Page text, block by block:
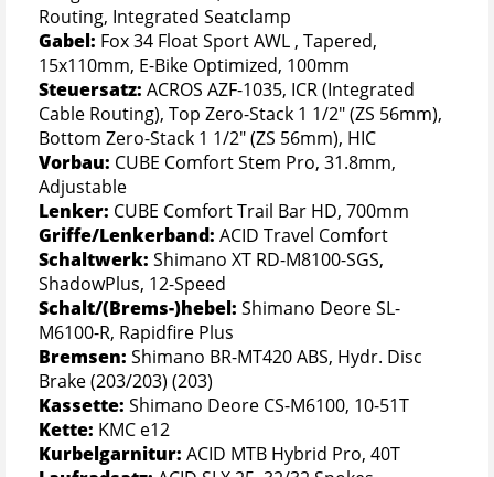
Routing, Integrated Seatclamp
Gabel: Fox 34 Float Sport AWL , Tapered,
15x110mm, E-Bike Optimized, 100mm
Steuersatz: ACROS AZF-1035, ICR (Integrated
Cable Routing), Top Zero-Stack 1 1/2" (ZS 56mm),
Bottom Zero-Stack 1 1/2" (ZS 56mm), HIC
Vorbau: CUBE Comfort Stem Pro, 31.8mm,
Adjustable
Lenker: CUBE Comfort Trail Bar HD, 700mm
Griffe/Lenkerband: ACID Travel Comfort
Schaltwerk: Shimano XT RD-M8100-SGS,
ShadowPlus, 12-Speed
Schalt/(Brems-)hebel: Shimano Deore SL-
M6100-R, Rapidfire Plus
Bremsen: Shimano BR-MT420 ABS, Hydr. Disc
Brake (203/203) (203)
Kassette: Shimano Deore CS-M6100, 10-51T
Kette: KMC e12
Kurbelgarnitur: ACID MTB Hybrid Pro, 40T